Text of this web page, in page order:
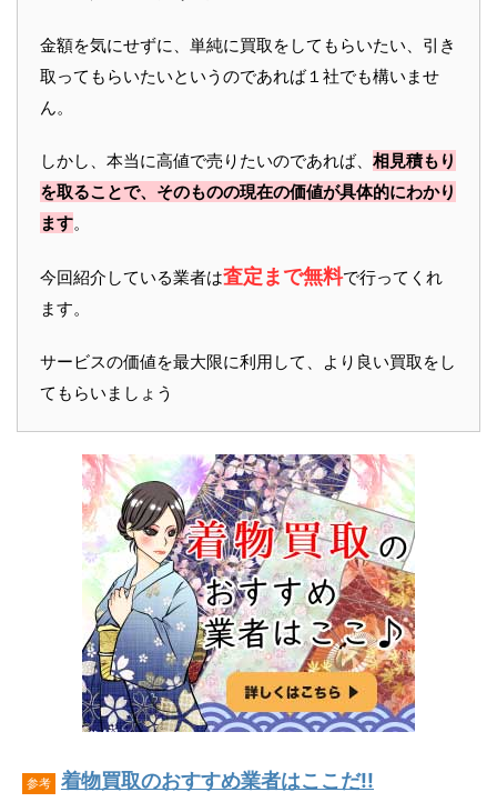
金額を気にせずに、単純に買取をしてもらいたい、引き
取ってもらいたいというのであれば１社でも構いませ
ん。
しかし、本当に高値で売りたいのであれば、 相見積もり
を取ることで、そのものの現在の価値が具体的にわかり
ます。
今回紹介している業者は査定まで無料で行ってくれ
ます。
サービスの価値を最大限に利用して、より良い買取をし
てもらいましょう
参考 着物買取のおすすめ業者はここだ!!